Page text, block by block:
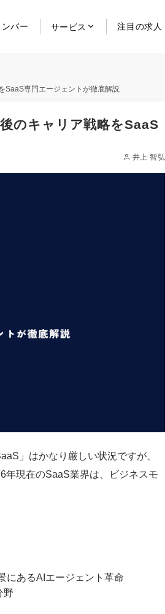
ンバー サービス 注目の求人
SaaS専門エージェントが徹底解説
のキャリア戦略をSaaS
井上 智弘
」はかなり厳しい状況ですが、
年現在のSaaS業界は、ビジネスモ
にあるAIエージェント革命
野